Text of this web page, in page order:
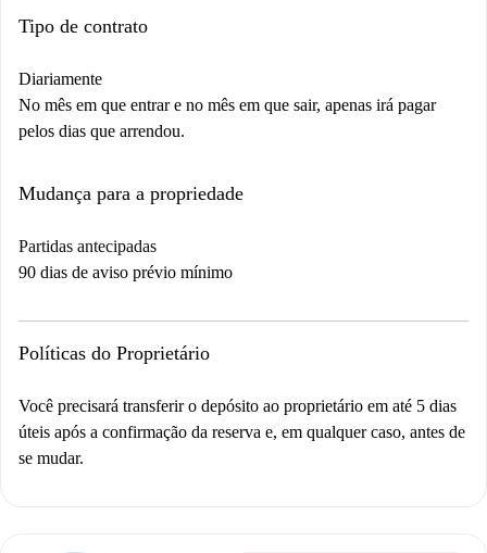
Tipo de contrato
Diariamente
No mês em que entrar e no mês em que sair, apenas irá pagar
pelos dias que arrendou.
Mudança para a propriedade
Partidas antecipadas
90 dias de aviso prévio mínimo
Políticas do Proprietário
Você precisará transferir o depósito ao proprietário em até 5 dias
úteis após a confirmação da reserva e, em qualquer caso, antes de
se mudar.